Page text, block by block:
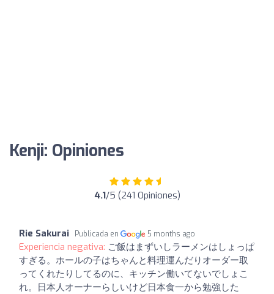
Kenji: Opiniones
4.1/5 (241 Opiniones)
Rie Sakurai Publicada en 5 months ago
Experiencia negativa: ご飯はまずいしラーメンはしょっぱ
すぎる。ホールの子はちゃんと料理運んだりオーダー取
ってくれたりしてるのに、キッチン働いてないでしょこ
れ。日本人オーナーらしいけど日本食一から勉強した